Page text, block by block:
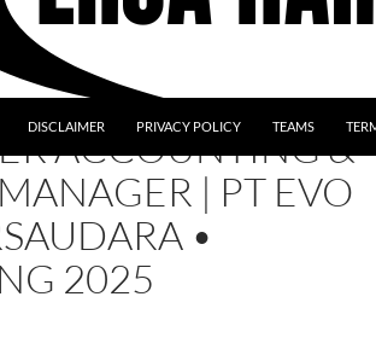
DISCLAIMER PRIVACY POLICY TEAMS
ACCOUNTING &
| PT EVO
•
2025